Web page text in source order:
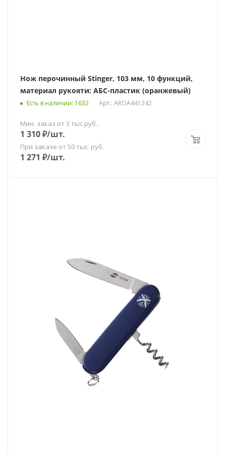
Нож перочинный Stinger, 103 мм, 10 функций,
материал рукояти: АБС-пластик (оранжевый)
Есть в наличии: 1632 Арт.: AROA441242
Мин. заказ от 3 тыс.руб..
1 310₽/шт.
При заказе от 50 тыс. руб.
1 271 ₽/шт.